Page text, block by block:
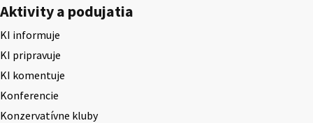
Aktivity a podujatia
KI informuje
KI pripravuje
KI komentuje
Konferencie
Konzervatívne kluby